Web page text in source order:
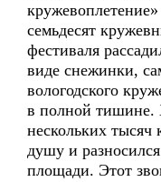
семьдесят
фестиваля
виде снежинки,
вологодского
в полной тишине.
нескольких
душу и
площади. Этот